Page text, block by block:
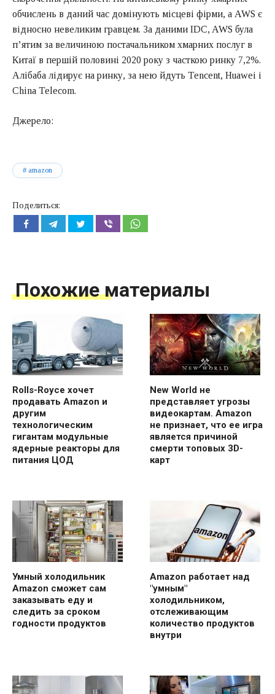
обчислень в даний час домінують місцеві фірми, а AWS є
відносно невеликим гравцем. За даними IDC, AWS була
п’ятим за величиною постачальником хмарних послуг в
Китаї в першій половині 2020 року з часткою ринку 7,2%.
Алібаба лідирує на ринку, за нею йдуть Tencent, Huawei і
China Telecom.
Джерело:
amazon
Поделиться:
Похожие материалы
Rolls-Royce хочет
продавать Amazon и
другим
технологическим
гигантам модульные
ядерные реакторы для
питания ЦОД
New World не
представляет угрозы
видеокартам. Amazon
не признает, что ее игра
является причиной
смерти топовых 3D-
карт
Умный холодильник
Amazon сможет сам
заказывать еду и
следить за сроком
годности продуктов
Amazon работает над
"умным"
холодильником,
отслеживающим
количество продуктов
внутри